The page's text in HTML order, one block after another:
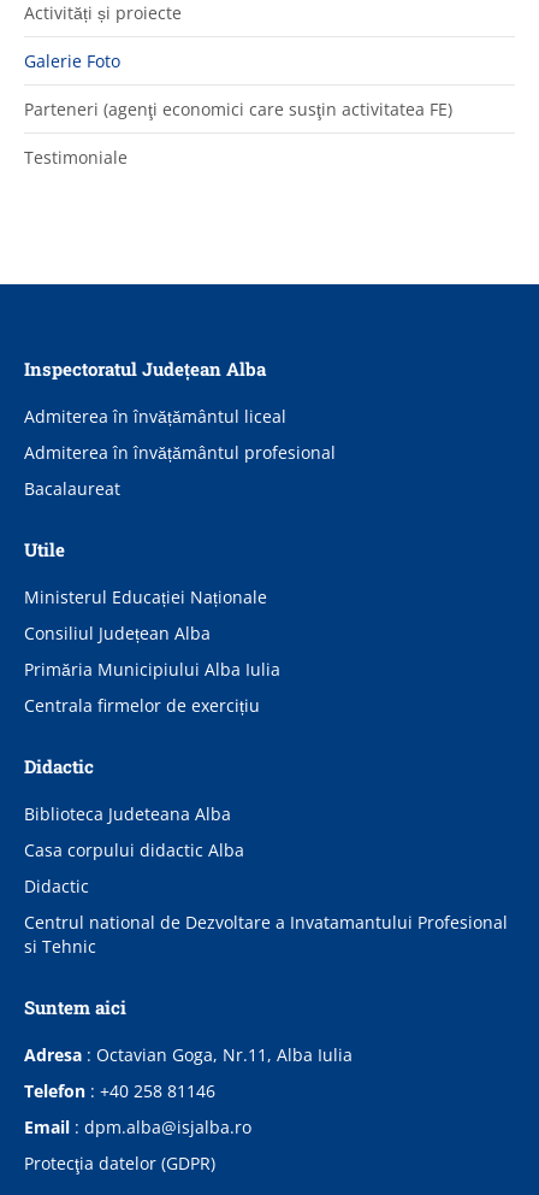
Activități și proiecte
Galerie Foto
Parteneri (agenţi economici care susţin activitatea FE)
Testimoniale
Inspectoratul Județean Alba
Admiterea în învățământul liceal
Admiterea în învățământul profesional
Bacalaureat
Utile
Ministerul Educației Naționale
Consiliul Județean Alba
Primăria Municipiului Alba Iulia
Centrala firmelor de exercițiu
Didactic
Biblioteca Judeteana Alba
Casa corpului didactic Alba
Didactic
Centrul national de Dezvoltare a Invatamantului Profesional
si Tehnic
Suntem aici
Adresa : Octavian Goga, Nr.11, Alba Iulia
Telefon : +40 258 81146
Email : dpm.alba@isjalba.ro
Protecţia datelor (GDPR)